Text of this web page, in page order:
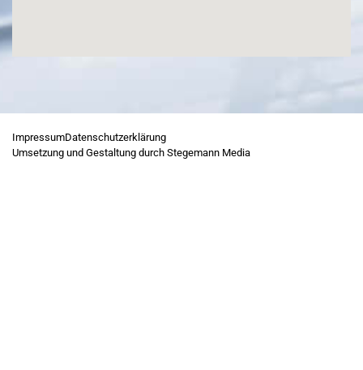
ImpressumDatenschutzerklärung
Umsetzung und Gestaltung durch Stegemann Media